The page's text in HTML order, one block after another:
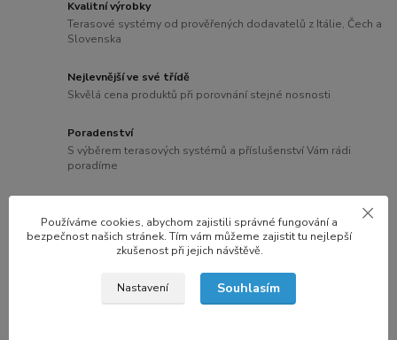
Kvalitní výrobky
Terasové systémy od prověřených dodavatelů z Itálie, Čech a
Slovenska
Nejlevnější ve své třídě
Skvělá cena produktů při porovnání stejné nosnosti
Poradenství
S výběrem terasových systémů a příslušenství Vám rádi
poradíme
Produkty máme skladem a expedujeme je do 24 hodin
Kompletní specifikace
Používáme cookies, abychom zajistili správné fungování a
bezpečnost našich stránek. Tím vám můžeme zajistit tu nejlepší
zkušenost při jejich návštěvě.
Nastavení Souhlasím